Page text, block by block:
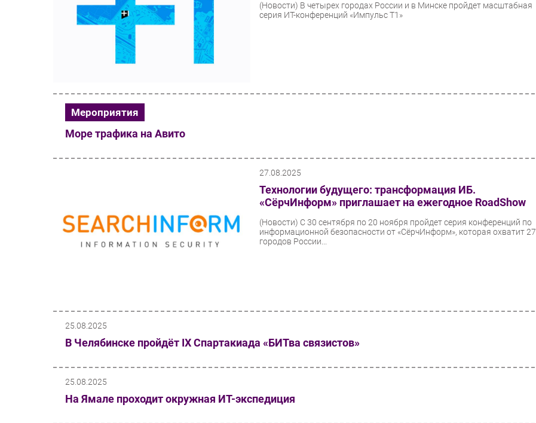
(Новости) В четырех городах России и в Минске пройдет масштабная
серия ИТ-конференций «Импульс Т1»
Мероприятия
Море трафика на Авито
27.08.2025
Технологии будущего: трансформация ИБ.
«СёрчИнформ» приглашает на ежегодное RoadShow
(Новости) С 30 сентября по 20 ноября пройдет серия конференций по
информационной безопасности от «СёрчИнформ», которая охватит 27
городов России...
25.08.2025
В Челябинске пройдёт IX Спартакиада «БИТва связистов»
25.08.2025
На Ямале проходит окружная ИТ-экспедиция